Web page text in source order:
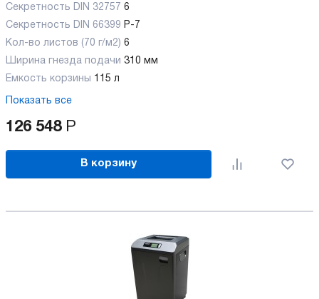
Секретность DIN 32757 6
Секретность DIN 66399 P-7
Кол-во листов (70 г/м2) 6
Ширина гнезда подачи 310 мм
Емкость корзины 115 л
Показать все
126 548 Р
В корзину